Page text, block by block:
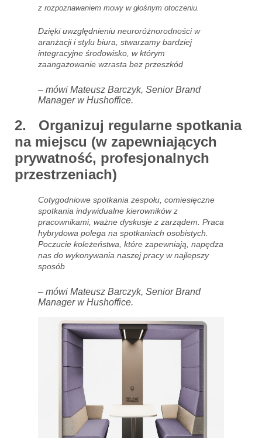
z rozpoznawaniem mowy w głośnym otoczeniu.
Dzięki uwzględnieniu neuroróżnorodności w
aranżacji i stylu biura, stwarzamy bardziej
integracyjne środowisko, w którym
zaangażowanie wzrasta bez przeszkód
– mówi Mateusz Barczyk, Senior Brand
Manager w Hushoffice.
2. Organizuj regularne spotkania
na miejscu (w zapewniających
prywatność, profesjonalnych
przestrzeniach)
Cotygodniowe spotkania zespołu, comiesięczne
spotkania indywidualne kierowników z
pracownikami, ważne dyskusje z zarządem. Praca
hybrydowa polega na spotkaniach osobistych.
Poczucie koleżeństwa, które zapewniają, napędza
nas do wykonywania naszej pracy w najlepszy
sposób
– mówi Mateusz Barczyk, Senior Brand
Manager w Hushoffice.